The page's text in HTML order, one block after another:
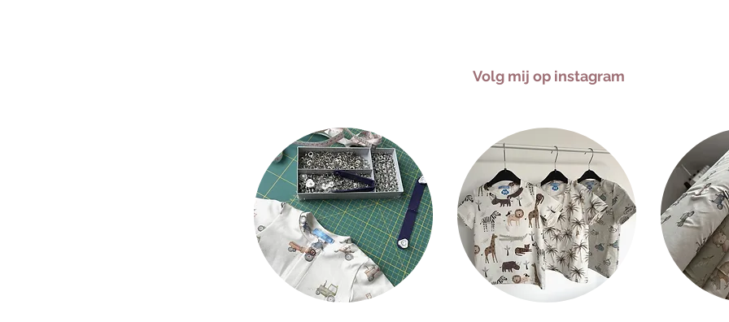
Volg mij op instagram